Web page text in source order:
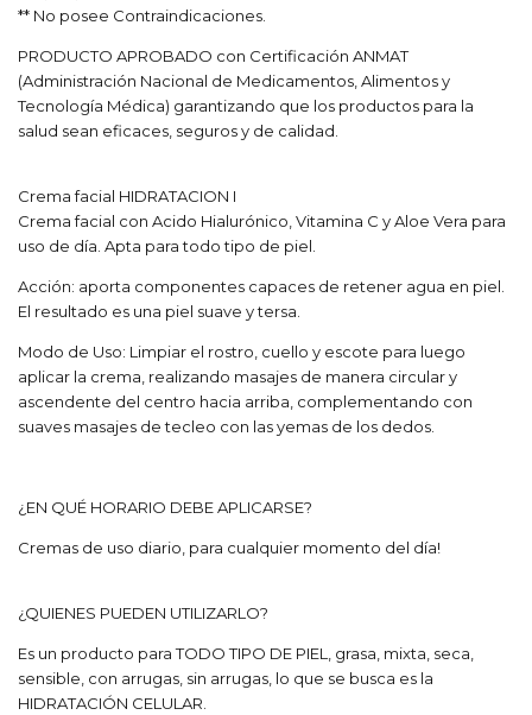
** No posee Contraindicaciones.
PRODUCTO APROBADO con Certificación ANMAT
(Administración Nacional de Medicamentos, Alimentos y
Tecnología Médica) garantizando que los productos para la
salud sean eficaces, seguros y de calidad.
Crema facial HIDRATACION I
Crema facial con Acido Hialurónico, Vitamina C y Aloe Vera para
uso de día. Apta para todo tipo de piel.
Acción: aporta componentes capaces de retener agua en piel.
El resultado es una piel suave y tersa.
Modo de Uso: Limpiar el rostro, cuello y escote para luego
aplicar la crema, realizando masajes de manera circular y
ascendente del centro hacia arriba, complementando con
suaves masajes de tecleo con las yemas de los dedos.
¿EN QUÉ HORARIO DEBE APLICARSE?
Cremas de uso diario, para cualquier momento del día!
¿QUIENES PUEDEN UTILIZARLO?
Es un producto para TODO TIPO DE PIEL, grasa, mixta, seca,
sensible, con arrugas, sin arrugas, lo que se busca es la
HIDRATACIÓN CELULAR.